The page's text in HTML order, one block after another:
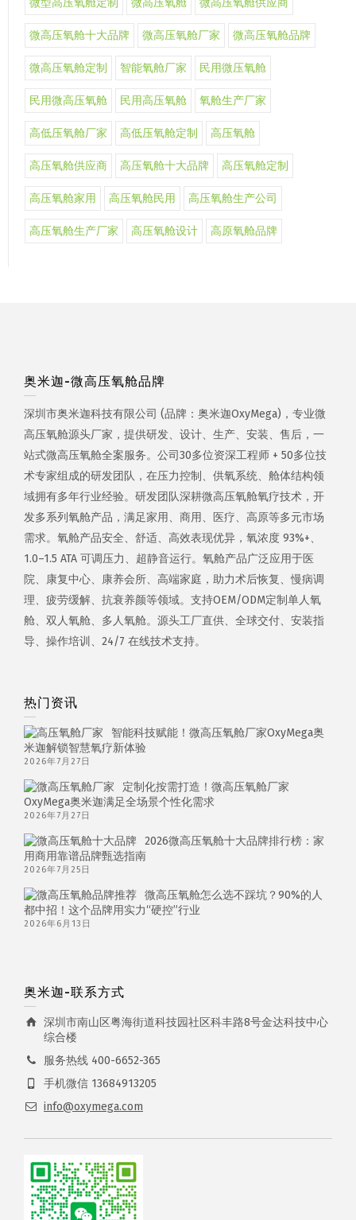
微高压氧舱十大品牌 微高压氧舱厂家 微高压氧舱品牌
微高压氧舱定制 智能氧舱厂家 民用微压氧舱
民用微高压氧舱 民用高压氧舱 氧舱生产厂家
高低压氧舱厂家 高低压氧舱定制 高压氧舱
高压氧舱供应商 高压氧舱十大品牌 高压氧舱定制
高压氧舱家用 高压氧舱民用 高压氧舱生产公司
高压氧舱生产厂家 高压氧舱设计 高原氧舱品牌
奥米迦-微高压氧舱品牌
深圳市奥米迦科技有限公司 (品牌：奥米迦OxyMega)，专业微
高压氧舱源头厂家，提供研发、设计、生产、安装、售后，一
站式微高压氧舱全案服务。公司30多位资深工程师 + 50多位技
术专家组成的研发团队，在压力控制、供氧系统、舱体结构领
域拥有多年行业经验。研发团队深耕微高压氧舱氧疗技术，开
发多系列氧舱产品，满足家用、商用、医疗、高原等多元市场
需求。氧舱产品安全、舒适、高效表现优异，氧浓度 93%+、
1.0–1.5 ATA 可调压力、超静音运行。氧舱产品广泛应用于医
院、康复中心、康养会所、高端家庭，助力术后恢复、慢病调
理、疲劳缓解、抗衰养颜等领域。支持OEM/ODM定制单人氧
舱、双人氧舱、多人氧舱。源头工厂直供、全球交付、安装指
导、操作培训、24/7 在线技术支持。
热门资讯
智能科技赋能！微高压氧舱厂家OxyMega奥
米迦解锁智慧氧疗新体验
2026年7月27日
定制化按需打造！微高压氧舱厂家
OxyMega奥米迦满足全场景个性化需求
2026年7月27日
2026微高压氧舱十大品牌排行榜：家
用商用靠谱品牌甄选指南
2026年7月25日
微高压氧舱怎么选不踩坑？90%的人
都中招！这个品牌用实力“硬控”行业
2026年6月13日
奥米迦-联系方式
深圳市南山区粤海街道科技园社区科丰路8号金达科技中心
综合楼
服务热线 400-6652-365
手机微信 13684913205
info@oxymega.com